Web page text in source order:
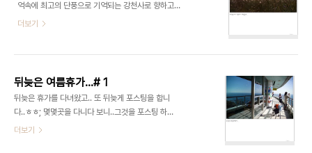
억속에 최고의 단풍으로 기억되는 강천사로 향하고
있었다. 열심히 악셀을 밟아 강천사로 향하던중 햇빛
찬이 ^^ . . . # 2 황금빛으로 빛나고 있는 갈대를 담
고 있는 지애.. 맘편이 나온 나들이에 이런저런 풍경
들이 세삼 편안하게 느껴지는듯 보인다. 아직 나이는
어리지만.. 사람 사는것.. 맘편한게 최고인것 같다..^^
. . . # 3 어딘지 지명도 알지 못하는곳이지만..정말
더보기
뒤늦은 여름휴가...# 1
뒤늦은 휴가를 다녀왔고.. 또 뒤늦게 포스팅을 합니
다..ㅎㅎ; 몇몇곳을 다니다 보니..그것을 포스팅 하는
데 장소별로 나누게 될것 같은데요. 너무 여러개로 나
더보기